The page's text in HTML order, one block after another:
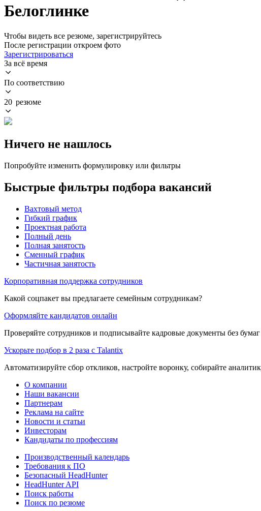
Белоглинке
Чтобы видеть все резюме, зарегистрируйтесь
После регистрации откроем фото
Зарегистрироваться
За всё время
По соответствию
20 резюме
Ничего не нашлось
Попробуйте изменить формулировку или фильтры
Быстрые фильтры подбора вакансий
Вахтовый метод
Гибкий график
Проектная работа
Полный день
Полная занятость
Сменный график
Частичная занятость
Корпоративная поддержка сотрудников
Какой соцпакет вы предлагаете семейным сотрудникам?
Оформляйте кандидатов онлайн
Проверяйте сотрудников и подписывайте кадровые документы без
Ускорьте подбор в 2 раза с Talantix
Автоматизируйте сбор откликов, настройте воронку, собирайте
О компании
Наши вакансии
Партнерам
Реклама на сайте
Новости и статьи
Инвесторам
Кандидаты по профессиям
Производственный календарь
Требования к ПО
Безопасный HeadHunter
HeadHunter API
Поиск работы
Поиск по резюме